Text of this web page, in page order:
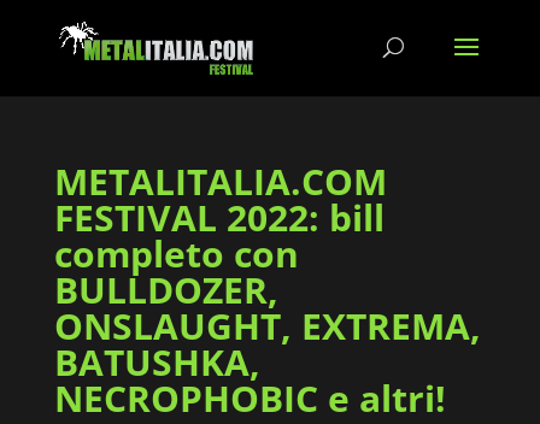
METALITALIA.COM
FESTIVAL 2022: bill
completo con
BULLDOZER,
ONSLAUGHT, EXTREMA,
BATUSHKA,
NECROPHOBIC e altri!